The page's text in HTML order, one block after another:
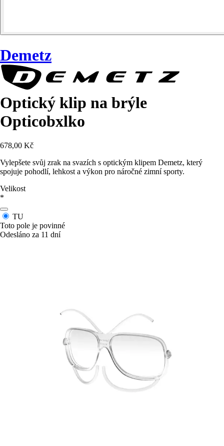
Demetz
Optický klip na brýle
Opticobxlko
678,00 Kč
Vylepšete svůj zrak na svazích s optickým klipem Demetz, který
spojuje pohodlí, lehkost a výkon pro náročné zimní sporty.
Velikost
*
TU
Toto pole je povinné
Odesláno za 11 dní